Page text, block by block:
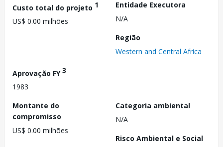
Custo total do projeto 1
US$ 0.00 milhões
Entidade Executora
N/A
Região
Western and Central Africa
Aprovação FY3
1983
Montante do
compromisso
US$ 0.00 milhões
Categoria ambiental
N/A
Risco Ambiental e Social